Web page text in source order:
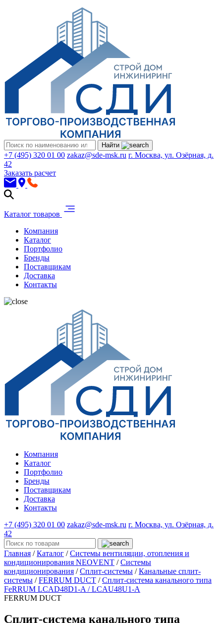
Найти
+7 (495) 320 01 00 zakaz@sde-msk.ru г. Москва, ул. Озёрная, д.
42
Заказать расчет
Каталог товаров
Компания
Каталог
Портфолио
Бренды
Поставщикам
Доставка
Контакты
Компания
Каталог
Портфолио
Бренды
Поставщикам
Доставка
Контакты
+7 (495) 320 01 00 zakaz@sde-msk.ru г. Москва, ул. Озёрная, д.
42
Главная / Каталог / Системы вентиляции, отопления и
кондиционирования NEOVENT / Системы
кондиционирования / Сплит-системы / Канальные сплит-
системы / FERRUM DUCT / Сплит-система канального типа
FeRRUM LCAD48D1-A / LCAU48U1-A
FERRUM DUCT
Сплит-система канального типа